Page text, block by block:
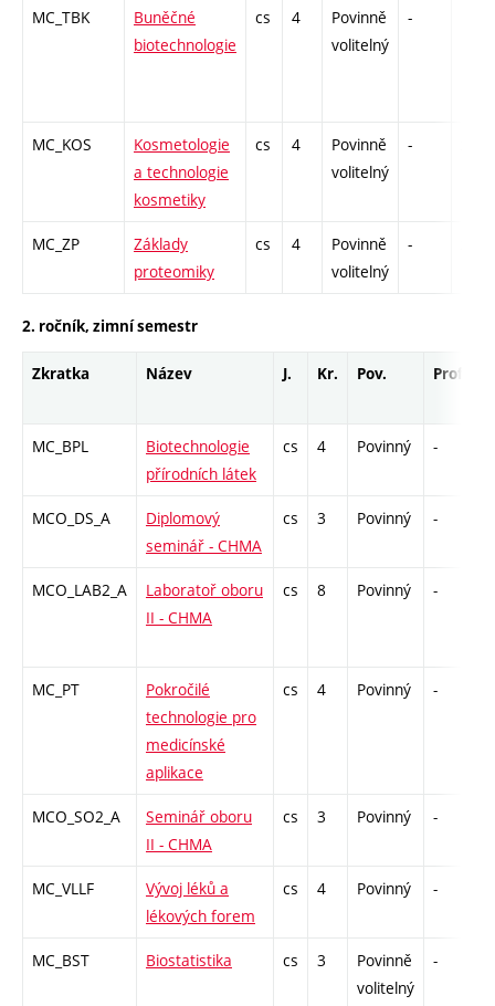
MC_TBK
Buněčné
biotechnologie
cs 4
Povinně
volitelný
-
MC_KOS
Kosmetologie
a technologie
kosmetiky
cs 4
Povinně
volitelný
-
MC_ZP
Základy
proteomiky
cs 4
Povinně
volitelný
-
2. ročník, zimní semestr
Zkratka Název J. Kr. Pov. Prof.
MC_BPL
Biotechnologie
přírodních látek
cs 4 Povinný -
MCO_DS_A
Diplomový
seminář - CHMA
cs 3 Povinný -
MCO_LAB2_A
Laboratoř oboru
II - CHMA
cs 8 Povinný -
MC_PT
Pokročilé
technologie pro
medicínské
aplikace
cs 4 Povinný -
MCO_SO2_A
Seminář oboru
II - CHMA
cs 3 Povinný -
MC_VLLF
Vývoj léků a
lékových forem
cs 4 Povinný -
MC_BST Biostatistika cs 3
Povinně
volitelný
-